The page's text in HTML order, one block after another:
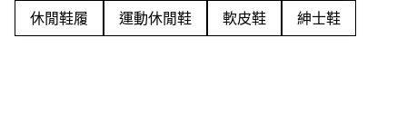
休閒鞋履
運動休閒鞋 軟皮鞋 紳士鞋